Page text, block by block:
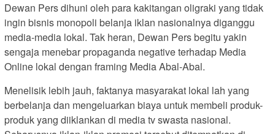
Dewan Pers dihuni oleh para kakitangan oligraki yang tidak
ingin bisnis monopoli belanja iklan nasionalnya diganggu
media-media lokal. Tak heran, Dewan Pers begitu yakin
sengaja menebar propaganda negative terhadap Media
Online lokal dengan framing Media Abal-Abal.
Menelisik lebih jauh, faktanya masyarakat lokal lah yang
berbelanja dan mengeluarkan biaya untuk membeli produk-
produk yang diiklankan di media tv swasta nasional.